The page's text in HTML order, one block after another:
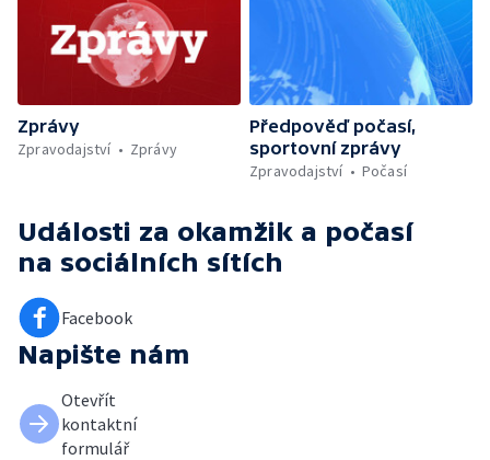
Zprávy
Zpravodajství
Zprávy
Předpověď počasí,
sportovní zprávy
Zpravodajství
Počasí
Události za okamžik a počasí
na sociálních sítích
Facebook
Napište nám
Otevřít
kontaktní
formulář